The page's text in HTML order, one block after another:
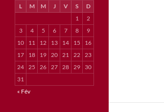
L M M J V S
D
1
2
3
4 5 6 7 8
9
10
11 12 13 14 15
16
17
18 19 20 21 22 23
24 25 26 27 28 29
30
31
« Fév